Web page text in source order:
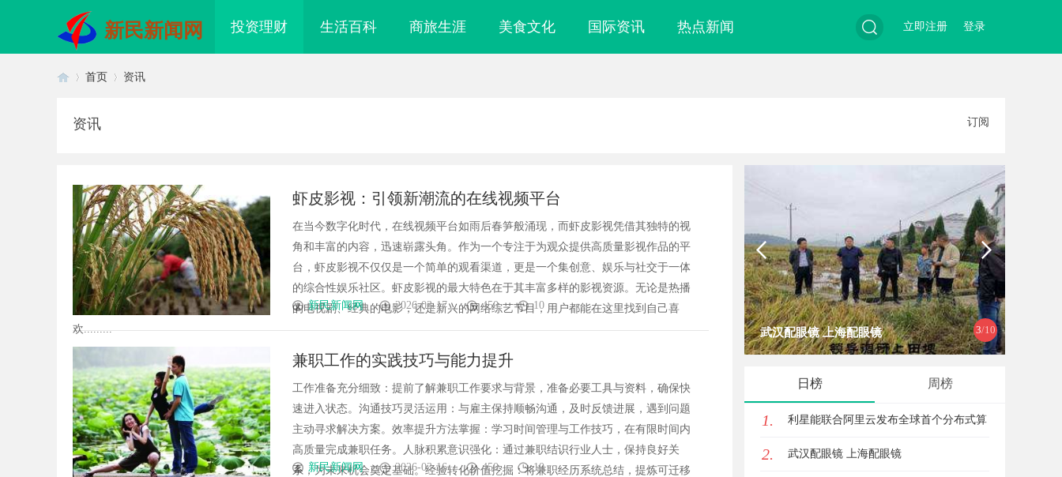
新民新闻网 投资理财 生活百科 商旅生涯 美食文化 国际资讯 热点新闻 登录
立即注册
首页 资讯
资讯 订阅
虾皮影视：引领新潮流的在线视频平台
在当今数字化时代，在线视频平台如雨后春笋般涌现，而虾皮影视凭借其独特的视
角和丰富的内容，迅速崭露头角。作为一个专注于为观众提供高质量影视作品的平
台，虾皮影视不仅仅是一个简单的观看渠道，更是一个集创意、娱乐与社交于一体
的综合性娱乐社区。虾皮影视的最大特色在于其丰富多样的影视资源。无论是热播
的电视剧、经典的电影，还是新兴的网络综艺节目，用户都能在这里找到自己喜
欢.........
新民新闻网 2026-03-17 450 10
兼职工作的实践技巧与能力提升
工作准备充分细致：提前了解兼职工作要求与背景，准备必要工具与资料，确保快
速进入状态。沟通技巧灵活运用：与雇主保持顺畅沟通，及时反馈进展，遇到问题
主动寻求解决方案。效率提升方法掌握：学习时间管理与工作技巧，在有限时间内
高质量完成兼职任务。人脉积累意识强化：通过兼职结识行业人士，保持良好关
系，为未来机会奠定基础。经验转化价值挖掘：将兼职经历系统总结，提炼可迁移
新民新闻网 2026-03-16 450 10
3/10
视：引领影视娱乐新时代的先 2026年轻卡回本能力解析：奥铃青春
版回本关键因素与高潜力车型介绍
商标购买：即买即用，规避侵权风险 武汉配眼镜 上海配眼镜
日榜 周榜
1. 利星能联合阿里云发布全球首个分布式算
电协同解决方案
2. 武汉配眼镜 上海配眼镜